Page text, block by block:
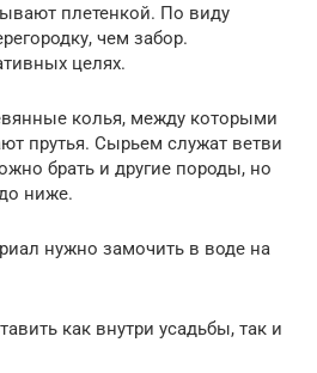
плетенкой. По виду
чем забор.
целях.
колья, между которыми
прутья. Сырьем служат ветви
брать и другие породы, но
ниже.
нужно замочить в воде на
как внутри усадьбы, так и